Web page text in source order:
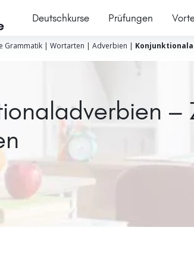
Deutschkurse Prüfungen
Grammatik| Wortarten | Adverbien |